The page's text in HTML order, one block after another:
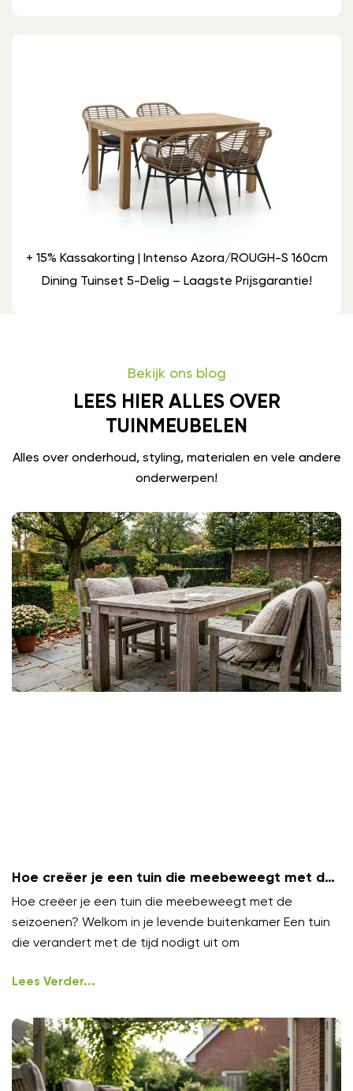
+ 15% Kassakorting | Intenso Azora/ROUGH-S 160cm
Dining Tuinset 5-Delig – Laagste Prijsgarantie!
Bekijk ons blog
LEES HIER ALLES OVER
TUINMEUBELEN
Alles over onderhoud, styling, materialen en vele andere
onderwerpen!
Hoe creëer je een tuin die meebeweegt met de
seizoenen?
Hoe creëer je een tuin die meebeweegt met de
seizoenen? Welkom in je levende buitenkamer Een tuin
die verandert met de tijd nodigt uit om
Lees Verder...